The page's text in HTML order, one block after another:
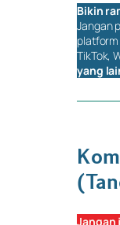
Bikin
Jangan
TikTok,
yang
Jangan